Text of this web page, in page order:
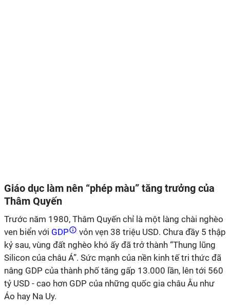
Giáo dục làm nên “phép màu” tăng trưởng của
Thâm Quyến
Trước năm 1980, Thâm Quyến chỉ là một làng chài nghèo
ven biển với GDP vỏn vẹn 38 triệu USD. Chưa đầy 5 thập
kỷ sau, vùng đất nghèo khó ấy đã trở thành “Thung lũng
Silicon của châu Á”. Sức mạnh của nền kinh tế tri thức đã
nâng GDP của thành phố tăng gấp 13.000 lần, lên tới 560
tỷ USD - cao hơn GDP của những quốc gia châu Âu như
Áo hay Na Uy.